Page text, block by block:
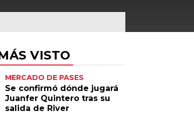
VISTO
MERCADO DE PASES
Se confirmó dónde jugará
Juanfer Quintero tras su
salida de River